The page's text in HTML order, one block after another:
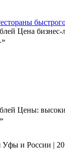
Цена
Цены:
Уфы и России |